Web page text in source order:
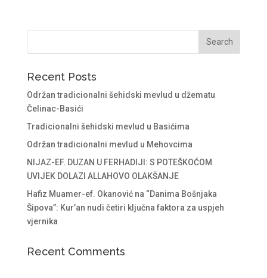
Recent Posts
Održan tradicionalni šehidski mevlud u džematu
Čelinac-Basići
Tradicionalni šehidski mevlud u Basićima
Održan tradicionalni mevlud u Mehovcima
NIJAZ-EF. DUZAN U FERHADIJI: S POTEŠKOĆOM
UVIJEK DOLAZI ALLAHOVO OLAKŠANJE
Hafiz Muamer-ef. Okanović na “Danima Bošnjaka
Šipova”: Kur’an nudi četiri ključna faktora za uspjeh
vjernika
Recent Comments